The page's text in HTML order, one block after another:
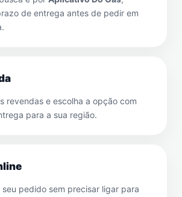
de entrega antes de pedir em
.
revendas e escolha a opção com
para a sua região.
pedido sem precisar ligar para